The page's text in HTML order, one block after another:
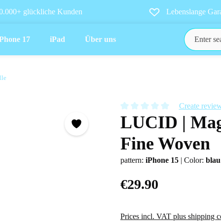
glückliche Kunden Lebenslange
17 iPad Über uns
Average rating of 0 out of 5 stars
Create
LUCID |
Fine Woven
pattern: iPhone 15 | Color: blau
€29.90
Prices incl. VAT plus shipping